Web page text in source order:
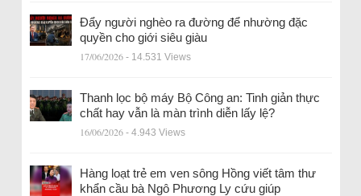
Đẩy người nghèo ra đường để nhường đặc
quyền cho giới siêu giàu
17/06/2026 - 14.531 Views
Thanh lọc bộ máy Bộ Công an: Tinh giản thực
chất hay vẫn là màn trình diễn lấy lệ?
16/06/2026 - 4.943 Views
Hàng loạt trẻ em ven sông Hồng viết tâm thư
khẩn cầu bà Ngô Phương Ly cứu giúp